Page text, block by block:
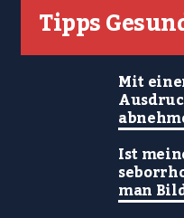
Tipps
Mit
Ist
man